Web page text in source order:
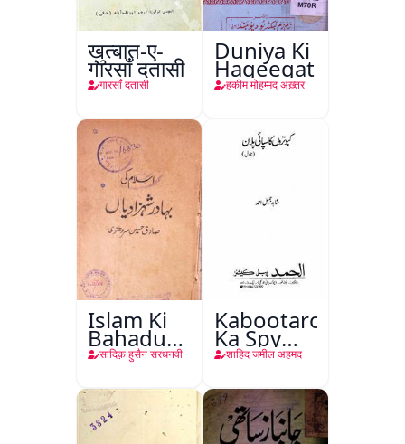
ख़ुत्बात-ए-
गारसाँ दतासी
गारसाँ दतासी
Duniya Ki
Haqeeqat
हकीम मोहम्मद अख़्तर
Islam Ki
Bahadur
Shahzadiyan
सादिक़ हुसैन सरधनवी
Kabootaron
Ka Spy
Plan
शाहिद जमील अहमद